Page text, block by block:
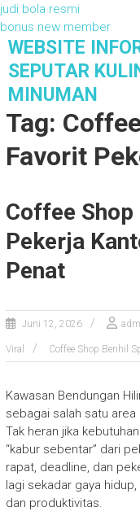
judi bola resmi
bonus new member
WEBSITE
SEPUTAR
MINUMAN
Tag:
Favorit
Coffee
Pekerja
Penat
Juni 12, 2026
Viral Coffee Shop Benhil
Kawasan Bendungan
sebagai salah satu area
Tak heran jika
“kabur sebentar” dari
rapat, deadline, dan
lagi sekadar gaya
dan produktivitas.